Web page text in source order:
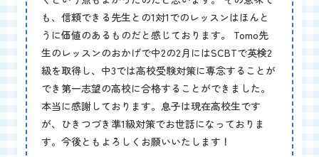
も、信頼できる先生との1対1でのレッスンはほんと
うに価値のあるものだと感じております。 Tomo先
生のレッスンのおかげで中2の2月にはSCBTで英検2
級を取得し、中3では高校受験対策に専念することが
でき第一志望の高校に合格することができました。
本当に感謝しております。息子は現在高校生です
が、ひきつづき準1級対策でお世話になっておりま
す。今後ともよろしくお願いいたします！